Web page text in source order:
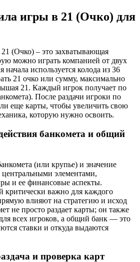
игры в 21 (Очко) для
(Очко) – это захватывающая
можно играть компанией от двух
начала используется колода из 36
21 очко или сумму, максимально
21. Каждый игрок получает по
После раздачи игроки по
еще карты, чтобы увеличить свою
которую нужно освоить.
банкомета и общий
(или крупье) и значение
элементами,
и ее финансовые аспекты.
важно для каждого
влияют на стратегию и исход
не просто раздает карты; он также
всех игроков, а общий банк — это
ставки и откуда выдаются
и проверка карт